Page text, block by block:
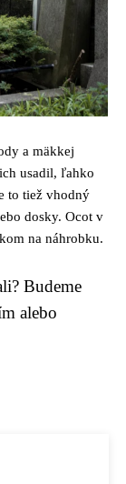
a mäkkej
usadil, ľahko
to tiež vhodný
dosky. Ocot v
na náhrobku.
Budeme
alebo